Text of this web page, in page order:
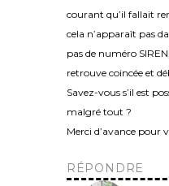
courant qu’il fallait
cela n’apparaît pas
pas de numéro
retrouve coincée et
Savez-vous s’il est
malgré tout ?
Merci d’avance pour
RÉPONDRE